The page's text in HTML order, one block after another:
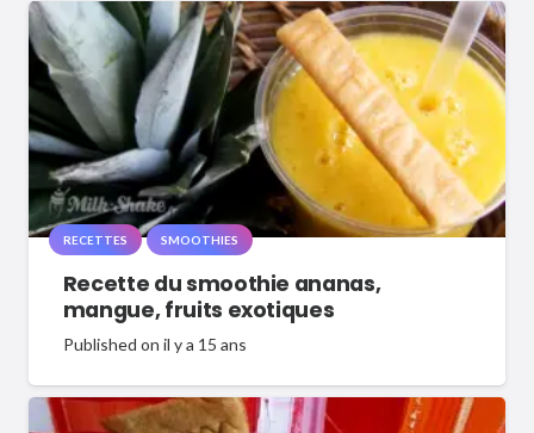
RECETTES SMOOTHIES
Recette du smoothie ananas,
mangue, fruits exotiques
Published on il y a 15 ans